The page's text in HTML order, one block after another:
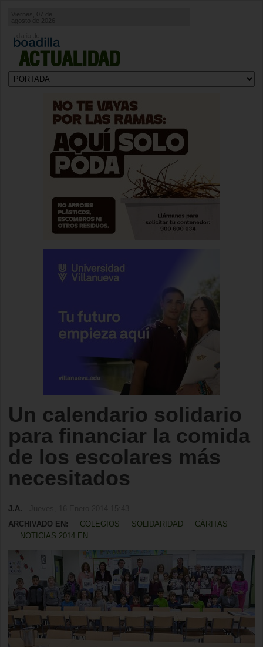
ACTUALIDAD
agosto de 2026
Un calendario solidario
para financiar la comida
de los escolares más
necesitados
J.A.
ARCHIVADO EN:
COLEGIOS SOLIDARIDAD
CÁRITAS
NOTICIAS 2014 EN